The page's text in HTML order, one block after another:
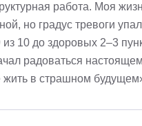
работа. Моя
но градус тревоги
10 до здоровых 2–3
радоваться
жить в страшном